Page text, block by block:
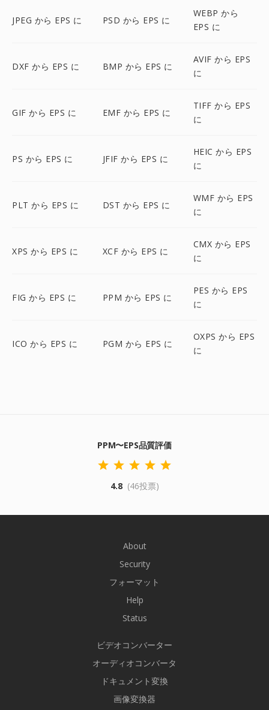
JPEG から EPS に PSD から EPS に
WEBP から
EPS に
DXF から EPS に BMP から EPS に
AVIF から EPS
に
GIF から EPS に EMF から EPS に
TIFF から EPS
に
PS から EPS に JFIF から EPS に
HEIC から EPS
に
PLT から EPS に DST から EPS に
WMF から EPS
に
XPS から EPS に XCF から EPS に
CMX から EPS
に
FIG から EPS に PPM から EPS に
PES から EPS
に
ICO から EPS に PGM から EPS に
OXPS から EPS
に
PPM〜EPS品質評価
4.8 (46投票)
About
Security
フォーマット
Help
Status
ビデオコンバーター
オーディオコンバータ
ドキュメント変換
画像変換器